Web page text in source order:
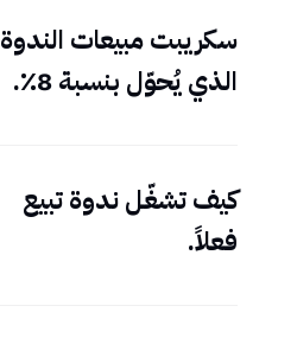
سكريبت مبيعات الندوة
الذي يُحوّل بنسبة 8٪.
كيف تشغّل ندوة تبيع
فعلاً.